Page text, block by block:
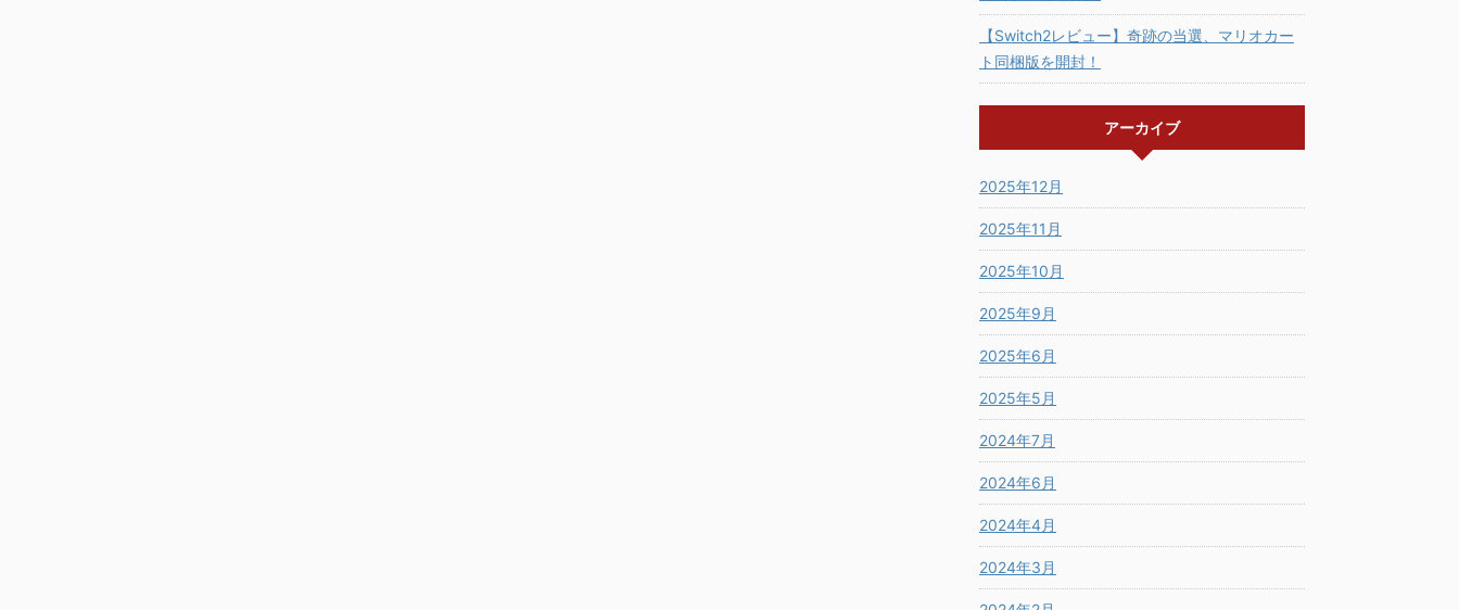
【Switch2レビュー】奇跡の当選、マリオカー
ト同梱版を開封！
アーカイブ
2025年12月
2025年11月
2025年10月
2025年9月
2025年6月
2025年5月
2024年7月
2024年6月
2024年4月
2024年3月